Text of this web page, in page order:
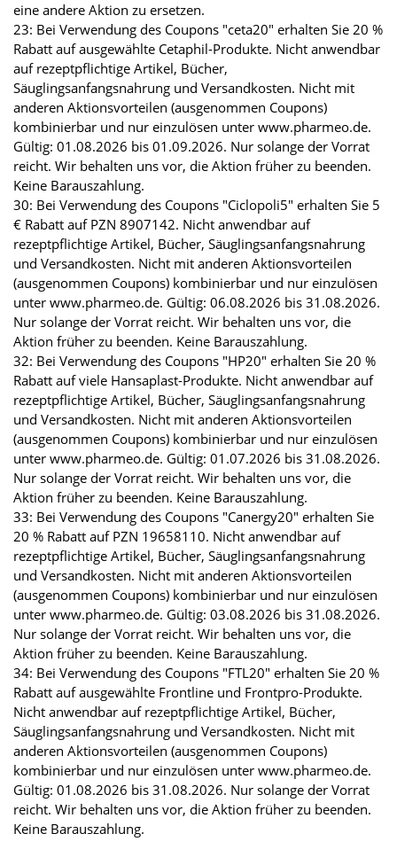
eine andere Aktion zu ersetzen.
23: Bei Verwendung des Coupons "ceta20" erhalten Sie 20 %
Rabatt auf ausgewählte Cetaphil-Produkte. Nicht anwendbar
auf rezeptpflichtige Artikel, Bücher,
Säuglingsanfangsnahrung und Versandkosten. Nicht mit
anderen Aktionsvorteilen (ausgenommen Coupons)
kombinierbar und nur einzulösen unter www.pharmeo.de.
Gültig: 01.08.2026 bis 01.09.2026. Nur solange der Vorrat
reicht. Wir behalten uns vor, die Aktion früher zu beenden.
Keine Barauszahlung.
30: Bei Verwendung des Coupons "Ciclopoli5" erhalten Sie 5
€ Rabatt auf PZN 8907142. Nicht anwendbar auf
rezeptpflichtige Artikel, Bücher, Säuglingsanfangsnahrung
und Versandkosten. Nicht mit anderen Aktionsvorteilen
(ausgenommen Coupons) kombinierbar und nur einzulösen
unter www.pharmeo.de. Gültig: 06.08.2026 bis 31.08.2026.
Nur solange der Vorrat reicht. Wir behalten uns vor, die
Aktion früher zu beenden. Keine Barauszahlung.
32: Bei Verwendung des Coupons "HP20" erhalten Sie 20 %
Rabatt auf viele Hansaplast-Produkte. Nicht anwendbar auf
rezeptpflichtige Artikel, Bücher, Säuglingsanfangsnahrung
und Versandkosten. Nicht mit anderen Aktionsvorteilen
(ausgenommen Coupons) kombinierbar und nur einzulösen
unter www.pharmeo.de. Gültig: 01.07.2026 bis 31.08.2026.
Nur solange der Vorrat reicht. Wir behalten uns vor, die
Aktion früher zu beenden. Keine Barauszahlung.
33: Bei Verwendung des Coupons "Canergy20" erhalten Sie
20 % Rabatt auf PZN 19658110. Nicht anwendbar auf
rezeptpflichtige Artikel, Bücher, Säuglingsanfangsnahrung
und Versandkosten. Nicht mit anderen Aktionsvorteilen
(ausgenommen Coupons) kombinierbar und nur einzulösen
unter www.pharmeo.de. Gültig: 03.08.2026 bis 31.08.2026.
Nur solange der Vorrat reicht. Wir behalten uns vor, die
Aktion früher zu beenden. Keine Barauszahlung.
34: Bei Verwendung des Coupons "FTL20" erhalten Sie 20 %
Rabatt auf ausgewählte Frontline und Frontpro-Produkte.
Nicht anwendbar auf rezeptpflichtige Artikel, Bücher,
Säuglingsanfangsnahrung und Versandkosten. Nicht mit
anderen Aktionsvorteilen (ausgenommen Coupons)
kombinierbar und nur einzulösen unter www.pharmeo.de.
Gültig: 01.08.2026 bis 31.08.2026. Nur solange der Vorrat
reicht. Wir behalten uns vor, die Aktion früher zu beenden.
Keine Barauszahlung.